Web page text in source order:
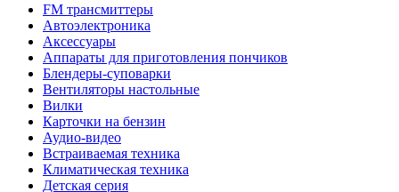
FM трансмиттеры
Автоэлектроника
Аксессуары
Аппараты для приготовления пончиков
Блендеры-суповарки
Вентиляторы настольные
Вилки
Карточки на бензин
Аудио-видео
Встраиваемая техника
Климатическая техника
Детская серия